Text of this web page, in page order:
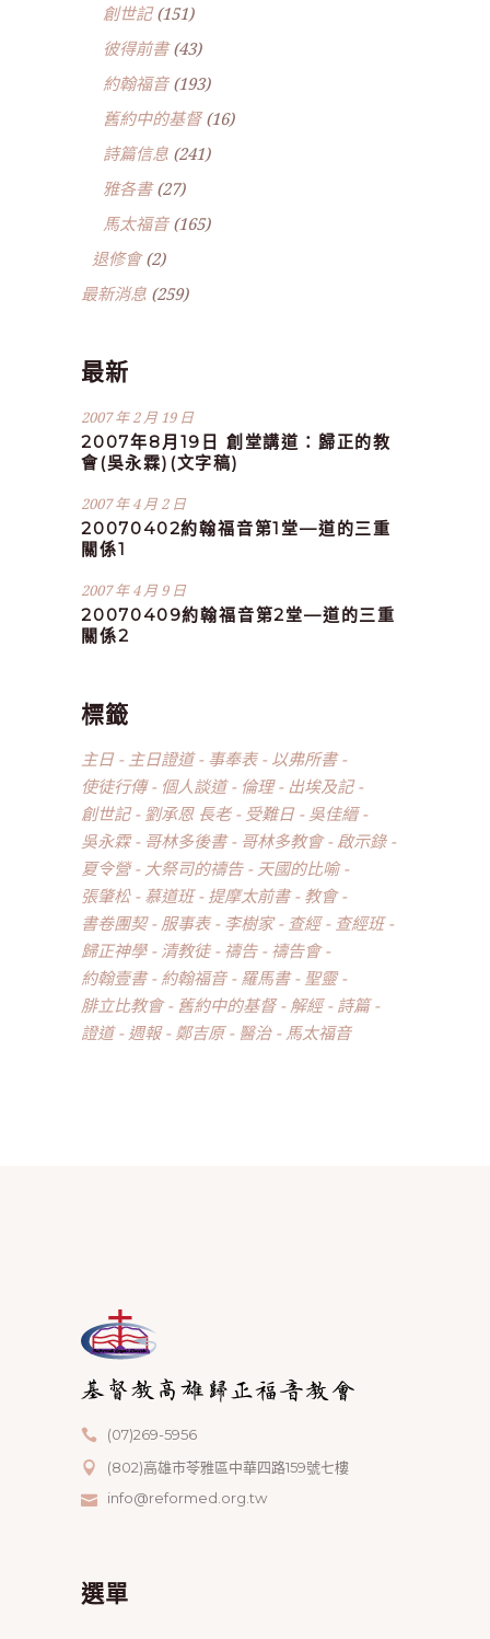
創世記(151)
彼得前書(43)
約翰福音(193)
舊約中的基督(16)
詩篇信息 (241)
雅各書(27)
馬太福音(165)
退修會(2)
最新消息 (259)
最新
2007 年 2 月 19 日
2007年8月19日 創堂講道：歸正的教
會(吳永霖)(文字稿)
2007 年 4 月 2 日
20070402約翰福音第1堂—道的三重
關係1
2007 年 4 月 9 日
20070409約翰福音第2堂—道的三重
關係2
標籤
主日 主日證道 事奉表
以弗所書
使徒行傳
個人談道 倫理
出埃及記
創世記
劉承恩 長老 受難日
吳佳縉
吳永霖
哥林多後書 哥林多教會
啟示錄
夏令營
大祭司的禱告
天國的比喻
張肇松
慕道班 提摩太前書
教會
書卷團契
服事表 李樹家 查經
查經班
歸正神學
清教徒 禱告
禱告會
約翰壹書
約翰福音 羅馬書
聖靈
腓立比教會
舊約中的基督 解經
詩篇
證道
週報 鄭吉原 醫治 馬太福音
(07)269-5956
(802)高雄市苓雅區中華四路159號七樓
info@reformed.org.tw
選單